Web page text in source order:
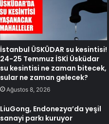
İstanbul ÜSKÜDAR su kesintisi!
24-25 Temmuz İSKİ Üsküdar
su kesintisi ne zaman bitecek,
sular ne zaman gelecek?
Ağustos 8, 2026
LiuGong, Endonezya’da yeşil
sanayi parkı kuruyor